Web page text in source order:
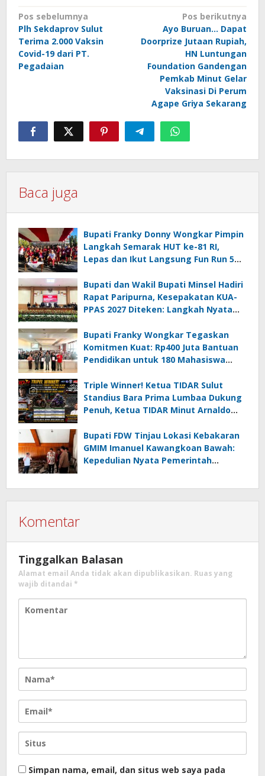
Navigasi
pos
Pos sebelumnya
Plh Sekdaprov Sulut
Terima 2.000 Vaksin
Covid-19 dari PT.
Pegadaian
Pos berikutnya
Ayo Buruan… Dapat
Doorprize Jutaan Rupiah,
HN Luntungan
Foundation Gandengan
Pemkab Minut Gelar
Vaksinasi Di Perum
Agape Griya Sekarang
Baca juga
Bupati Franky Donny Wongkar Pimpin
Langkah Semarak HUT ke-81 RI,
Lepas dan Ikut Langsung Fun Run 5
Bupati dan Wakil Bupati Minsel Hadiri
Rapat Paripurna, Kesepakatan KUA-
PPAS 2027 Diteken: Langkah Nyata
Bupati Franky Wongkar Tegaskan
Komitmen Kuat: Rp400 Juta Bantuan
Pendidikan untuk 180 Mahasiswa
Triple Winner! Ketua TIDAR Sulut
Standius Bara Prima Lumbaa Dukung
Penuh, Ketua TIDAR Minut Arnaldo
05 MC JOE Sapu Bersih Tiga Gelar
Juara Umum
Bupati FDW Tinjau Lokasi Kebakaran
GMIM Imanuel Kawangkoan Bawah:
Kepedulian Nyata Pemerintah
Komentar
Tinggalkan Balasan
Alamat email Anda tidak akan dipublikasikan. Ruas yang
wajib ditandai *
Simpan nama, email, dan situs web saya pada